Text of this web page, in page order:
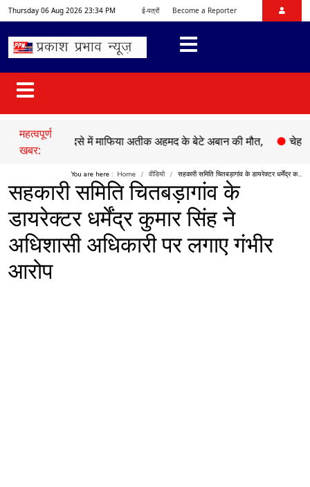
Thursday 06 Aug 2026 23:34 PM ई-पत्रों Become a Reporter
महत्वपूर्ण
खबर:
सड़क हादसे में माफिया अतीक अहमद के बेटे अबान की मौत, ●चेहल्लुम पर
You are here : Home वीडियो सहकारी समिति चितबड़ागांव के डायरेक्टर धर्मेंद्र क...
सहकारी समिति चितबड़ागांव के
डायरेक्टर धर्मेंद्र कुमार सिंह ने
अधिशासी अधिकारी पर लगाए गंभीर
आरोप